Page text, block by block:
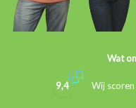
Wat
9,4 Wij scoren